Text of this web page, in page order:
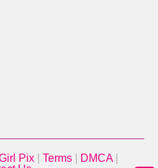
Pix Terms DMCA|